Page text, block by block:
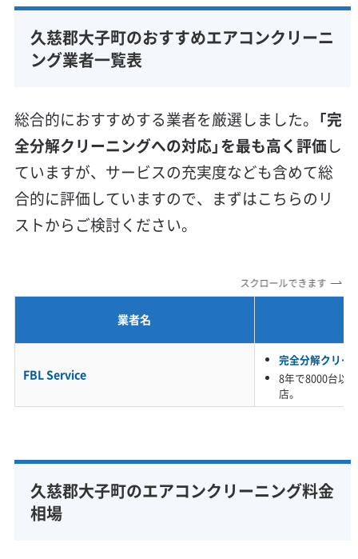
完全分解洗浄 部分クリーニング
実績10年以上
資格保有スタッフ
家庭用エアコン
保証付き アフターフォロー
女性スタッフ在籍
エコ洗剤使用
アレルギー対策
ハウスダスト除去
利便性・サービス (12)
年末年始対応
防カビ・抗菌 消臭処理 防汚コーティング
久慈郡大子町のおすすめエアコンクリーニ
ング業者一覧表
総合的におすすめする業者を厳選しました。 「完
全分解クリーニングへの対応」を最も高く評価し
ていますが、サービスの充実度なども含めて総
合的に評価していますので、まずはこちらのリ
ストからご検討ください。
スクロールできます
業者名
FBL Service
完全分解クリー
8年で8000台以
店。
久慈郡大子町のエアコンクリーニング料金
相場